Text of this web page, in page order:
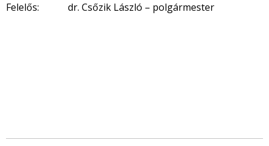
Felelős: dr. Csőzik László – polgármester